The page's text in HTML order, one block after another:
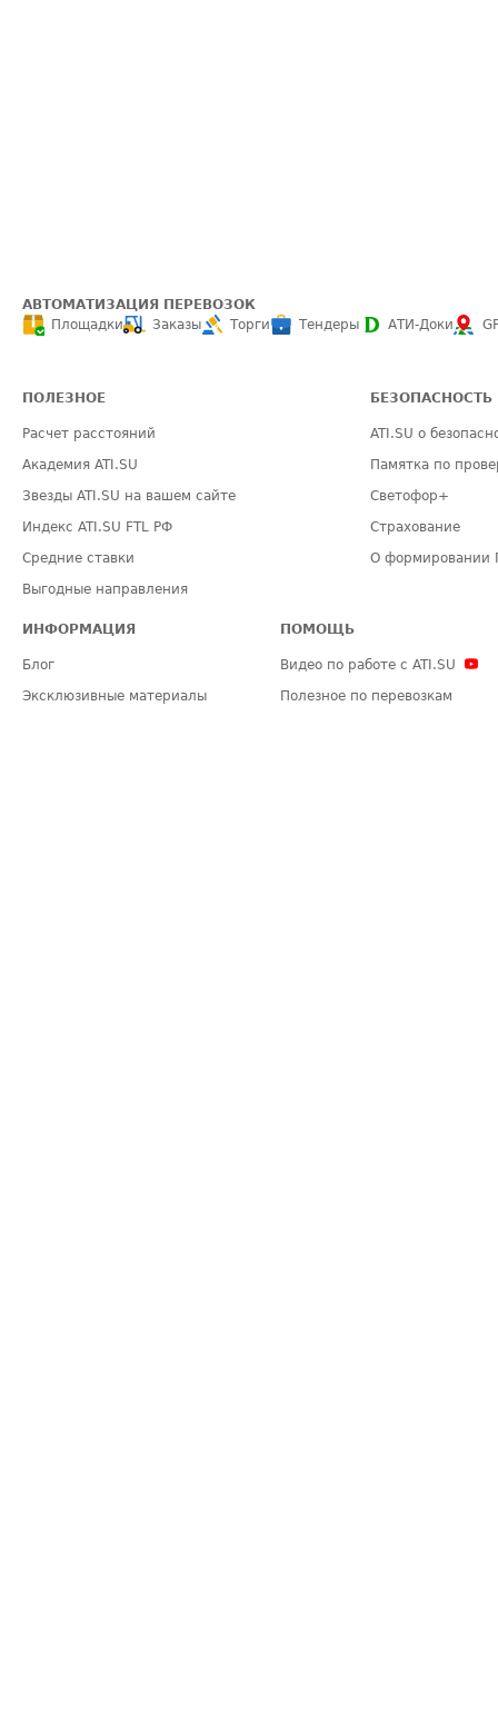
АВТОМАТИЗАЦИЯ ПЕРЕВОЗОК
Площадки
Заказы Торги Тендеры АТИ-Доки
ПОЛЕЗНОЕ
Расчет расстояний
Академия ATI.SU
Звезды ATI.SU на вашем сайте
Индекс ATI.SU FTL РФ
Средние ставки
Выгодные направления
БЕЗОПАСНОСТЬ
ATI.SU о
Памятка по
Светофор+
Страхование
О формировании
ИНФОРМАЦИЯ
Блог
Эксклюзивные материалы
ПОМОЩЬ
Видео по работе с ATI.SU
Полезное по перевозкам